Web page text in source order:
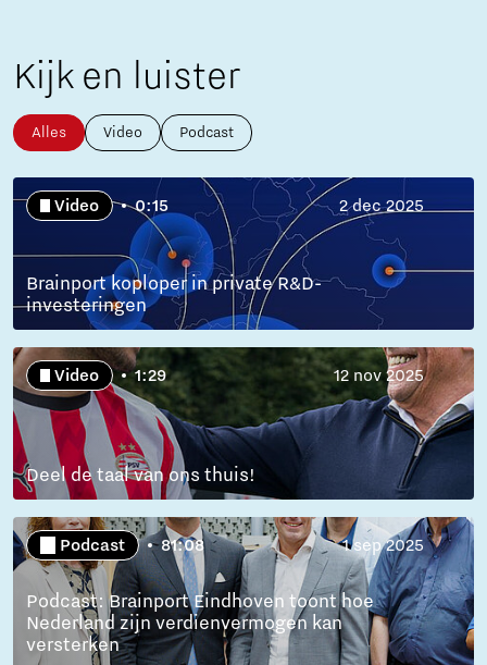
Kijk en luister
Alles Video Podcast
Video 0:15 2 dec 2025
Brainport koploper in private R&D-
investeringen
Video 1:29 12 nov 2025
Deel de taal van ons thuis!
Podcast 81:08 1 sep 2025
Podcast: Brainport Eindhoven toont hoe
Nederland zijn verdienvermogen kan
versterken